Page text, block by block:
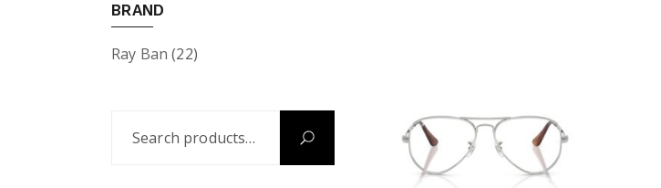
BRAND
Ray Ban (22)